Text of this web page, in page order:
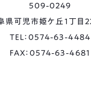
509-0249
県可児市姫ケ丘1丁目
TEL：0574-63-4484
FAX：0574-63-4681